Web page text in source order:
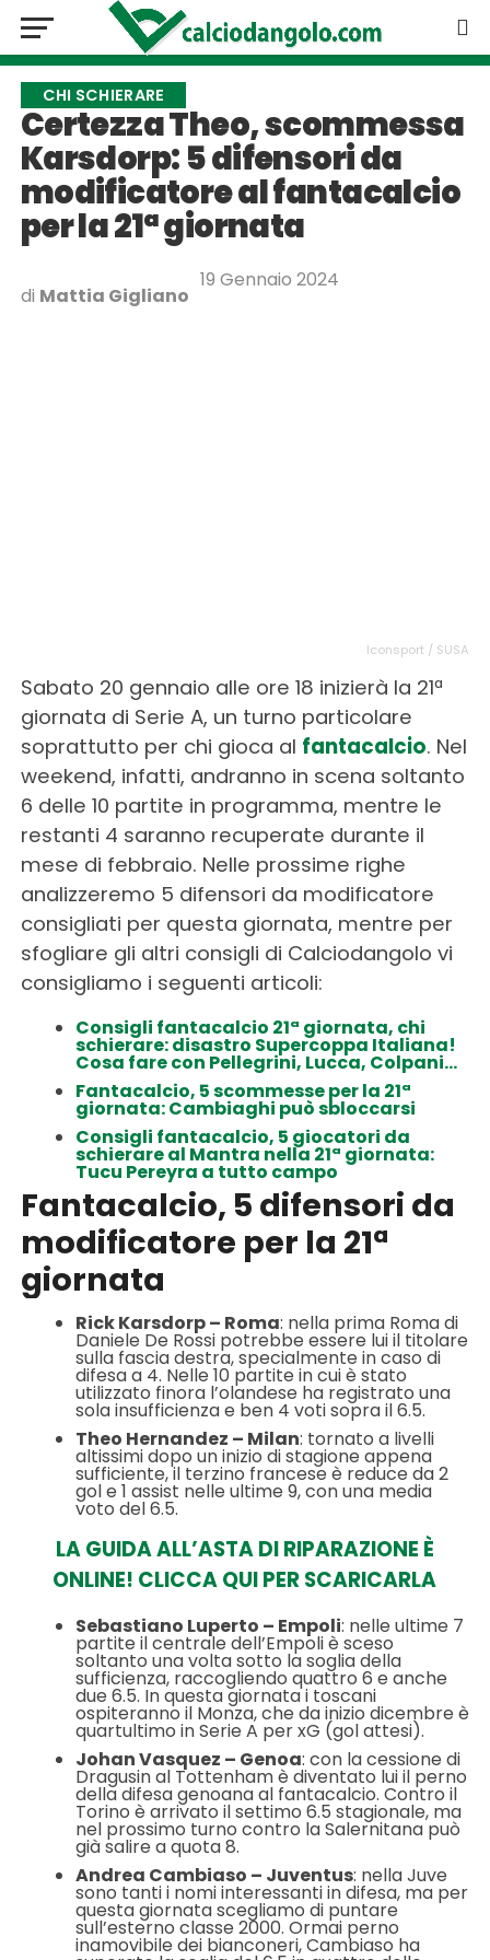
CHI SCHIERARE
Certezza Theo, scommessa
Karsdorp: 5 difensori da
modificatore al fantacalcio
per la 21ª giornata
di Mattia Gigliano
19 Gennaio 2024
Iconsport / SUSA
Sabato 20 gennaio alle ore 18 inizierà la 21ª
giornata di Serie A, un turno particolare
soprattutto per chi gioca al fantacalcio. Nel
weekend, infatti, andranno in scena soltanto
6 delle 10 partite in programma, mentre le
restanti 4 saranno recuperate durante il
mese di febbraio. Nelle prossime righe
analizzeremo 5 difensori da modificatore
consigliati per questa giornata, mentre per
sfogliare gli altri consigli di Calciodangolo vi
consigliamo i seguenti articoli:
Consigli fantacalcio 21ª giornata, chi
schierare: disastro Supercoppa Italiana!
Cosa fare con Pellegrini, Lucca, Colpani…
Fantacalcio, 5 scommesse per la 21ª
giornata: Cambiaghi può sbloccarsi
Consigli fantacalcio, 5 giocatori da
schierare al Mantra nella 21ª giornata:
Tucu Pereyra a tutto campo
Fantacalcio, 5 difensori da
modificatore per la 21ª
giornata
Rick Karsdorp – Roma: nella prima Roma di
Daniele De Rossi potrebbe essere lui il titolare
sulla fascia destra, specialmente in caso di
difesa a 4. Nelle 10 partite in cui è stato
utilizzato finora l’olandese ha registrato una
sola insufficienza e ben 4 voti sopra il 6.5.
Theo Hernandez – Milan: tornato a livelli
altissimi dopo un inizio di stagione appena
sufficiente, il terzino francese è reduce da 2
gol e 1 assist nelle ultime 9, con una media
voto del 6.5.
LA GUIDA ALL’ASTA DI RIPARAZIONE È
ONLINE! CLICCA QUI PER SCARICARLA
Sebastiano Luperto – Empoli: nelle ultime 7
partite il centrale dell’Empoli è sceso
soltanto una volta sotto la soglia della
sufficienza, raccogliendo quattro 6 e anche
due 6.5. In questa giornata i toscani
ospiteranno il Monza, che da inizio dicembre è
quartultimo in Serie A per xG (gol attesi).
Johan Vasquez – Genoa: con la cessione di
Dragusin al Tottenham è diventato lui il perno
della difesa genoana al fantacalcio. Contro il
Torino è arrivato il settimo 6.5 stagionale, ma
nel prossimo turno contro la Salernitana può
già salire a quota 8.
Andrea Cambiaso – Juventus: nella Juve
sono tanti i nomi interessanti in difesa, ma per
questa giornata scegliamo di puntare
sull’esterno classe 2000. Ormai perno
inamovibile dei bianconeri, Cambiaso ha